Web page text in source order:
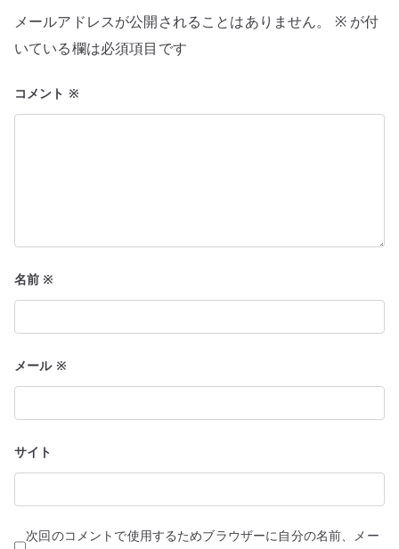
シ
ョ
ン
メールアドレスが公開されることはありません。 ※が付
いている欄は必須項目です
コメント ※
名前※
メール ※
サイト
次回のコメントで使用するためブラウザーに自分の名前、メー